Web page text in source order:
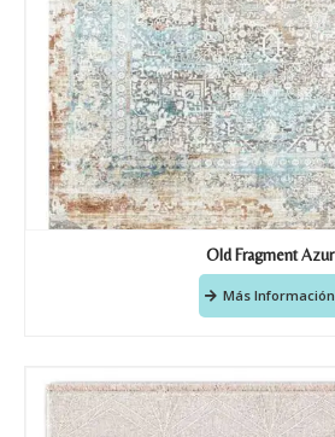
Old Fragment Azur
Más Información